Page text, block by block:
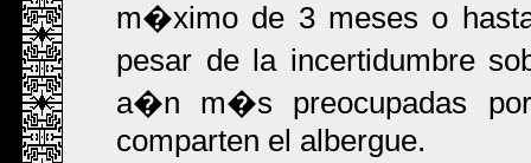
m�ximo de 3 meses o
pesar de la incertidumbre
a�n m�s preocupadas
comparten el albergue.